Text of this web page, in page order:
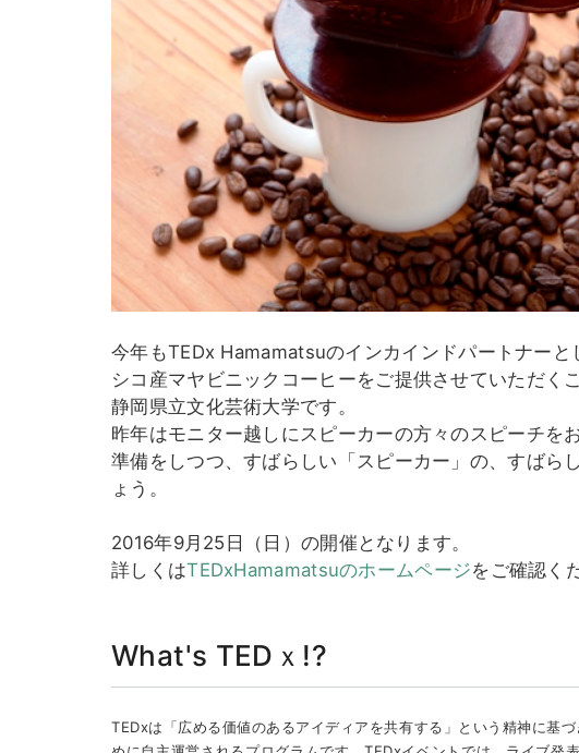
今年もTEDx Hamamatsuのインカインドパートナー
シコ産マヤビニックコーヒーをご提供させていただく
静岡県立文化芸術大学です。
昨年はモニター越しにスピーカーの方々のスピーチを
準備をしつつ、すばらしい「スピーカー」の、すばら
ょう。
2016年9月25日（日）の開催となります。
詳しくはTEDxHamamatsuのホームページをご確認く
What's TEDｘ!?
TEDxは「広める価値のあるアイディアを共有する」という精神に基